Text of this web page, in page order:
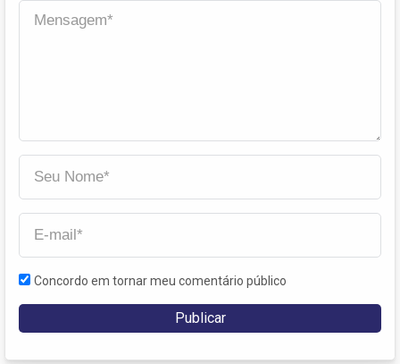
Concordo em tornar meu comentário público